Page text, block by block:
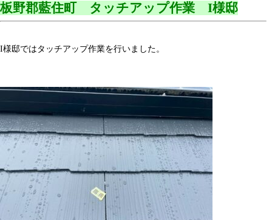
板野郡藍住町 タッチアップ作業 I様邸
I様邸ではタッチアップ作業を行いました。